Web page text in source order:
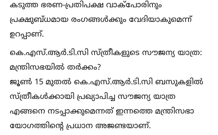
കടുത്ത ഭരണ-പ്രതിപക്ഷ വാക്പോരിനും
പ്രക്ഷുബ്ധമായ രംഗങ്ങള്‍ക്കും വേദിയാകുമെന്ന്
ഉറപ്പാണ്.
കെ.എസ്.ആർ.ടി.സി സ്ത്രീകളുടെ സൗജന്യ യാത്ര:
മന്ത്രിസഭയില്‍ തർക്കം?
ജൂണ്‍ 15 മുതല്‍ കെ.എസ്.ആർ.ടി.സി ബസുകളില്‍
സ്ത്രീകള്‍ക്കായി പ്രഖ്യാപിച്ച സൗജന്യ യാത്ര
എങ്ങനെ നടപ്പാക്കുമെന്നത് ഇന്നത്തെ മന്ത്രിസഭാ
യോഗത്തിന്റെ പ്രധാന അജണ്ടയാണ്.